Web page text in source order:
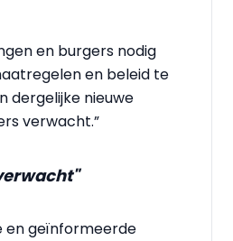
en burgers nodig
en beleid te
dergelijke nieuwe
verwacht.”
en geïnformeerde